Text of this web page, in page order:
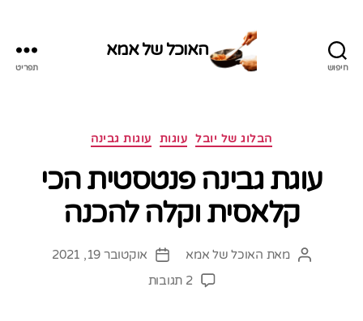
חיפוש
האוכל של אמא
תפריט
קטגוריות הבלוג של יובל עוגות עוגות גבינה
עוגת גבינה פנטסטית הכי
קלאסית וקלה להכנה
המחבר
מאת האוכל של אמא
תאריךאוקטובר 19, 2021
2 תגובות